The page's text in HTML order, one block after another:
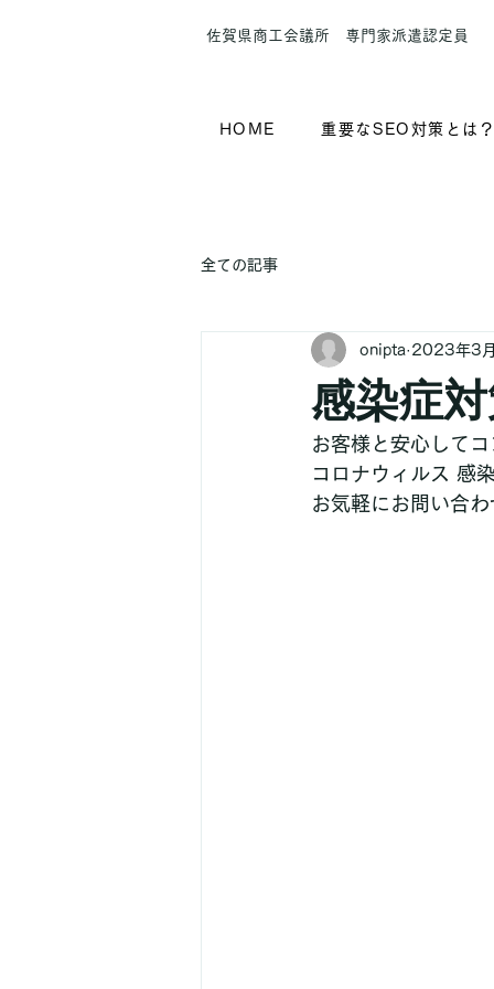
​佐賀県商工会議所 専門家派遣認定員
HOME 重要なSEO対策とは
全ての記事
感染症
onipta 2023年3
お客様と安心して
コロナウィルス 感
お気軽にお問い合